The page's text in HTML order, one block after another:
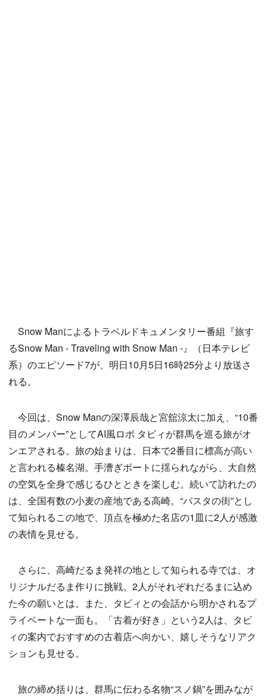
Snow Manによるトラベルドキュメンタリー番組『旅す
るSnow Man - Traveling with Snow Man -』（日本テレビ
系）のエピソード7が、明日10月5日16時25分より放送さ
れる。
今回は、Snow Manの深澤辰哉と宮舘涼太に加え、“10番
目のメンバー”としてAI風ロボ タビィが群馬を巡る旅がオ
ンエアされる。旅の始まりは、日本で2番目に標高が高い
と言われる榛名湖。手漕ぎボートに揺られながら、大自然
の空気を全身で感じるひとときを楽しむ。続いて訪れたの
は、全国有数の小麦の産地である高崎。“パスタの街”とし
て知られるこの地で、頂点を極めた名店の1皿に2人が感激
の表情を見せる。
さらに、高崎だるま発祥の地として知られる寺では、オ
リジナルだるま作りに挑戦。2人がそれぞれだるまに込め
た今の願いとは。また、タビィとの会話から明かされるプ
ライベートな一面も。「古着が好き」という2人は、タビ
ィの案内でおすすめの古着店へ向かい、嬉しそうなリアク
ションも見せる。
旅の締め括りは、群馬に伝わる名物“スノ鍋”を囲みなが